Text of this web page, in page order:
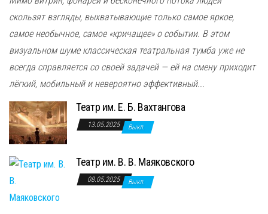
скользят взгляды, выхватывающие только самое яркое,
самое необычное, самое «кричащее» о событии. В этом
визуальном шуме классическая театральная тумба уже не
всегда справляется со своей задачей — ей на смену приходит
лёгкий, мобильный и невероятно эффективный...
Театр им. Е. Б. Вахтангова
13.05.2025 Выкл.
Театр им. В. В. Маяковского
08.05.2025 Выкл.